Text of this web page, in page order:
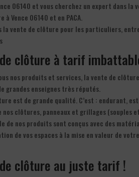
06140 et vous cherchez un expert dans
Vence 06140 et en PACA.
la vente de clôture pour les particuliers,
clôture à tarif
nos produits et services, la vente de
grandes enseignes très réputés.
est de grande qualité. C’est : endurant,
nos clôtures, panneaux et grillages (souples
de nos produits sont conçus avec des
de vos espaces à la mise en valeur de
clôture au juste tarif !